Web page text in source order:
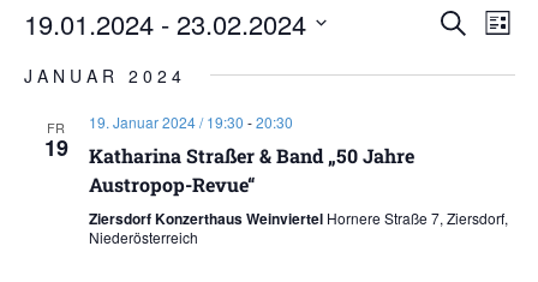
SucheList
19.01.2024 - 23.02.2024
wählen.
JANUAR 2024
FR
19
19. Januar 2024 / 19:30 -20:30
Katharina Straßer & Band „50 Jahre
Austropop-Revue“
Ziersdorf Konzerthaus Weinviertel Hornere Straße 7, Ziersdorf,
Niederösterreich